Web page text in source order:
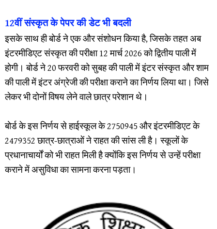
12वीं संस्कृत के पेपर की डेट भी बदली
इसके साथ ही बोर्ड ने एक और संशोधन किया है, जिसके तहत अब
इंटरमीडिएट संस्कृत की परीक्षा 12 मार्च 2026 को द्वितीय पाली में
होगी। बोर्ड ने 20 फरवरी को सुबह की पाली में इंटर संस्कृत और शाम
की पाली में इंटर अंग्रेजी की परीक्षा कराने का निर्णय लिया था। जिसे
लेकर भी दोनों विषय लेने वाले छात्र परेशान थे।
बोर्ड के इस निर्णय से हाईस्कूल के 2750945 और इंटरमीडिएट के
2479352 छात्र-छात्राओं ने राहत की सांस ली है। स्कूलों के
प्रधानाचार्यों को भी राहत मिली है क्योंकि इस निर्णय से उन्हें परीक्षा
कराने में असुविधा का सामना करना पड़ता।